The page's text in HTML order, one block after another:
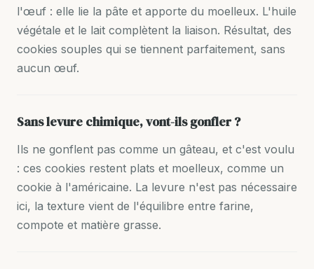
l'œuf : elle lie la pâte et apporte du moelleux. L'huile
végétale et le lait complètent la liaison. Résultat, des
cookies souples qui se tiennent parfaitement, sans
aucun œuf.
Sans levure chimique, vont-ils gonfler ?
Ils ne gonflent pas comme un gâteau, et c'est voulu
: ces cookies restent plats et moelleux, comme un
cookie à l'américaine. La levure n'est pas nécessaire
ici, la texture vient de l'équilibre entre farine,
compote et matière grasse.